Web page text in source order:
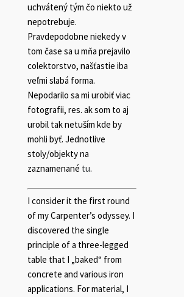
uchvátený tým čo niekto už
nepotrebuje.
Pravdepodobne niekedy v
tom čase sa u mňa prejavilo
colektorstvo, našťastie iba
veľmi slabá forma.
Nepodarilo sa mi urobiť viac
fotografii, res. ak som to aj
urobil tak netuším kde by
mohli byť. Jednotlive
stoly/objekty na
zaznamenané tu.
I consider it the first round
of my Carpenter’s odyssey. I
discovered the single
principle of a three-legged
table that I „baked“ from
concrete and various iron
applications. For material, I